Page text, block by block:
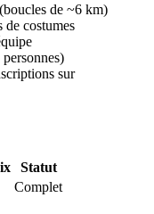
de ~6 km)
de costumes
sur
Statut
Complet